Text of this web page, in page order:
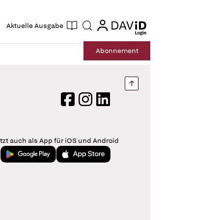
Aktuelle Ausgabe Suche login
login
Abonnement
Nach oben springen
FacebookInstagram
LinkedIn
auch als App für iOS und Android
Jetzt bei Google PlayLaden im App Store